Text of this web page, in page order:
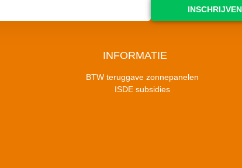
INSCHRIJVEN
INFORMATIE
BTW teruggave zonnepanelen
ISDE subsidies